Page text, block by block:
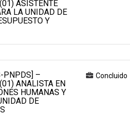
ASISTENTE
LA UNIDAD DE
Y
PNPDS] –
ANALISTA EN
HUMANAS Y
DE
Concluido